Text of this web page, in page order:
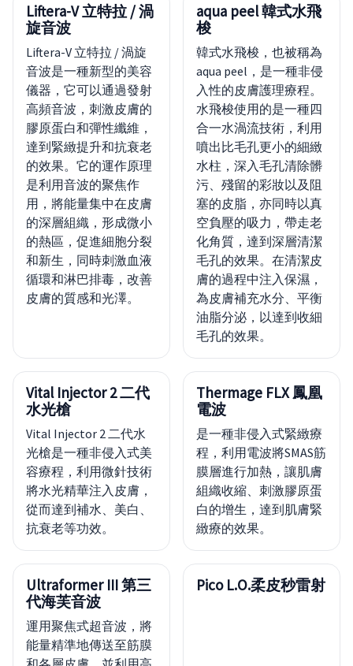
Liftera-V 立特拉 / 渦
旋音波
Liftera-V 立特拉 / 渦旋
音波是一種新型的美容
儀器，它可以通過發射
高頻音波，刺激皮膚的
膠原蛋白和彈性纖維，
達到緊緻提升和抗衰老
的效果。它的運作原理
是利用音波的聚焦作
用，將能量集中在皮膚
的深層組織，形成微小
的熱區，促進細胞分裂
和新生，同時刺激血液
循環和淋巴排毒，改善
皮膚的質感和光澤。
aqua peel 韓式水飛
梭
韓式水飛梭，也被稱為
aqua peel，是一種非侵
入性的皮膚護理療程。
水飛梭使用的是一種四
合一水渦流技術，利用
噴出比毛孔更小的細緻
水柱，深入毛孔清除髒
污、殘留的彩妝以及阻
塞的皮脂，亦同時以真
空負壓的吸力，帶走老
化角質，達到深層清潔
毛孔的效果。在清潔皮
膚的過程中注入保濕，
為皮膚補充水分、平衡
油脂分泌，以達到收細
毛孔的效果。
Vital Injector 2 二代
水光槍
Vital Injector 2 二代水
光槍是一種非侵入式美
容療程，利用微針技術
將水光精華注入皮膚，
從而達到補水、美白、
抗衰老等功效。
Thermage FLX 鳳凰
電波
是一種非侵入式緊緻療
程，利用電波將SMAS筋
膜層進行加熱，讓肌膚
組織收縮、刺激膠原蛋
白的增生，達到肌膚緊
緻療的效果。
Ultraformer III 第三
代海芙音波
運用聚焦式超音波，將
能量精準地傳送至筋膜
Pico L.O.柔皮秒雷射